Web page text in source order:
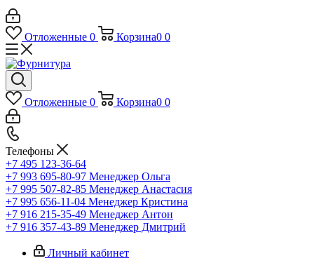
Отложенные 0 Корзина0 0
Отложенные 0 Корзина0 0
Телефоны
+7 495 123-36-64
+7 993 695-80-97 Менеджер Ольга
+7 995 507-82-85 Менеджер Анастасия
+7 995 656-11-04 Менеджер Кристина
+7 916 215-35-49 Менеджер Антон
+7 916 357-43-89 Менеджер Дмитрий
Личный кабинет